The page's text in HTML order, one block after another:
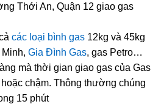
Thới An, Quận 12 giao gas
các loại bình gas 12kg và 45kg
Gia Đình Gas, gas Petro…
mà thời gian giao gas của Gas
chậm. Thông thường chúng
15 phút